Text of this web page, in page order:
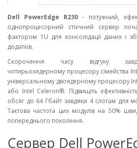
Dell PowerEdge R230 - потужний,
однопроцесорний стієчний сервер
фактором 1U для консолідації даних і
додатків.
Скорочення часу відгуку
чотирьохядерному процесору сімейства
універсальному двоядерному процесору
або Intel Celeron®. Підвищіть
обсяг до 64 Гбайт завдяки 4 слотам для
Тактова частота цих модулів на 50%
попереднього покоління.
Cервер Dell